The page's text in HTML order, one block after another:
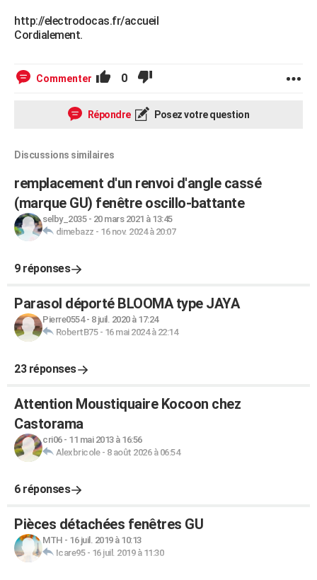
http://electrodocas.fr/accueil
Cordialement.
Commenter 0
Répondre Posez votre question
Discussions similaires
remplacement d'un renvoi d'angle cassé
(marque GU) fenêtre oscillo-battante
selby_2035- 20 mars 2021 à 13:45
dimebazz - 16 nov. 2024 à 20:07
9 réponses
Parasol déporté BLOOMA type JAYA
Pierre0554- 8 juil. 2020 à 17:24
RobertB75- 16 mai 2024 à 22:14
23 réponses
Attention Moustiquaire Kocoon chez
Castorama
cri06- 11 mai 2013 à 16:56
Alexbricole- 8 août 2026 à 06:54
6 réponses
Pièces détachées fenêtres GU
MTH - 16 juil. 2019 à 10:13
Icare95- 16 juil. 2019 à 11:30